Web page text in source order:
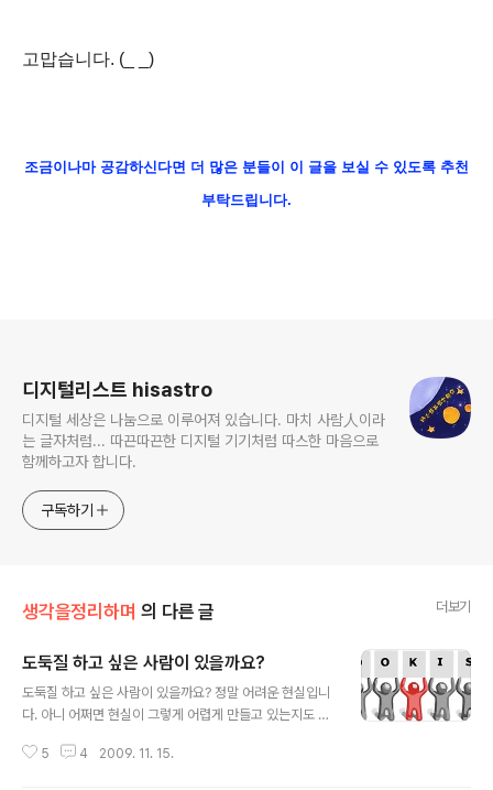
고맙습니다. (_ _)
조금이나마 공감하신다면 더 많은 분들이 이 글을 보실 수 있도록 추천
부탁드립니다.
디지털리스트 hisastro
디지털 세상은 나눔으로 이루어져 있습니다. 마치 사람人이라
는 글자처럼... 따끈따끈한 디지털 기기처럼 따스한 마음으로
함께하고자 합니다.
구독하기
생각을정리하며 의 다른 글 더보기
도둑질 하고 싶은 사람이 있을까요?
도둑질 하고 싶은 사람이 있을까요? 정말 어려운 현실입니
다. 아니 어쩌면 현실이 그렇게 어렵게 만들고 있는지도 모
이미 세상은 편리하게 구분하고 있으니... 물론, 누구나 다
5 4 2009. 11. 15.